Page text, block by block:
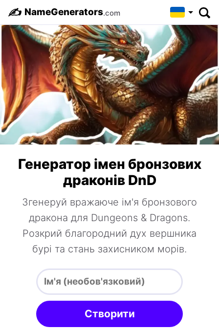
✍️ NameGenerators.com
Генератор імен бронзових
драконів DnD
Згенеруй вражаюче ім'я бронзового
дракона для Dungeons & Dragons.
Розкрий благородний дух вершника
бурі та стань захисником морів.
Створити